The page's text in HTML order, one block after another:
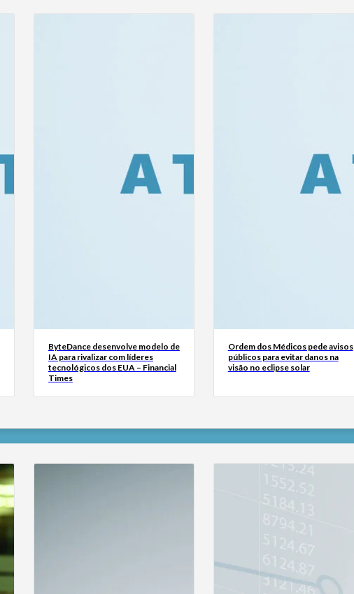
ByteDance desenvolve modelo de
IA para rivalizar com líderes
tecnológicos dos EUA – Financial
Times
Ordem dos Médicos pede avisos
públicos para evitar danos na
visão no eclipse solar